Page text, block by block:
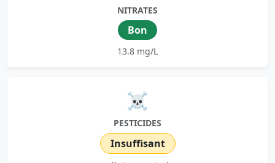
NITRATES
Bon
13.8 mg/L
☠️
PESTICIDES
Insuffisant